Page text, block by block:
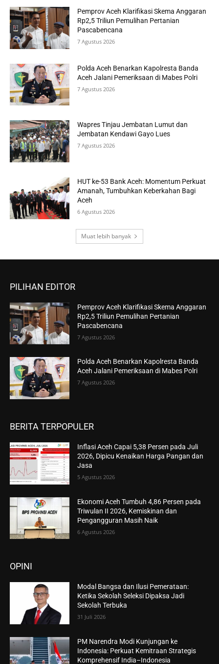
Pemprov Aceh Klarifikasi Skema Anggaran
Rp2,5 Triliun Pemulihan Pertanian
Pascabencana
7 Agustus 2026
Polda Aceh Benarkan Kapolresta Banda
Aceh Jalani Pemeriksaan di Mabes Polri
7 Agustus 2026
Wapres Tinjau Jembatan Lumut dan
Jembatan Kendawi Gayo Lues
7 Agustus 2026
HUT ke-53 Bank Aceh: Momentum Perkuat
Amanah, Tumbuhkan Keberkahan Bagi
Aceh
6 Agustus 2026
Muat lebih banyak
PILIHAN EDITOR
Pemprov Aceh Klarifikasi Skema Anggaran
Rp2,5 Triliun Pemulihan Pertanian
Pascabencana
7 Agustus 2026
Polda Aceh Benarkan Kapolresta Banda
Aceh Jalani Pemeriksaan di Mabes Polri
7 Agustus 2026
BERITA TERPOPULER
Inflasi Aceh Capai 5,38 Persen pada Juli
2026, Dipicu Kenaikan Harga Pangan dan
Jasa
5 Agustus 2026
Ekonomi Aceh Tumbuh 4,86 Persen pada
Triwulan II 2026, Kemiskinan dan
Pengangguran Masih Naik
6 Agustus 2026
OPINI
Modal Bangsa dan Ilusi Pemerataan:
Ketika Sekolah Seleksi Dipaksa Jadi
Sekolah Terbuka
31 Juli 2026
PM Narendra Modi Kunjungan ke
Indonesia: Perkuat Kemitraan Strategis
Komprehensif India–Indonesia